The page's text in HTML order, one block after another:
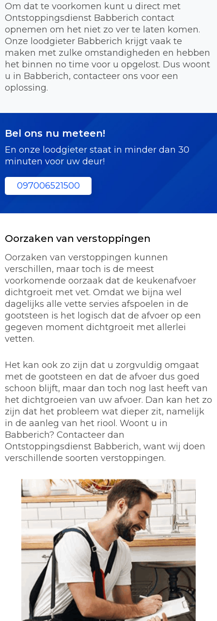
Om dat te voorkomen kunt u direct met
Ontstoppingsdienst Babberich contact
opnemen om het niet zo ver te laten komen.
Onze loodgieter Babberich krijgt vaak te
maken met zulke omstandigheden en hebben
het binnen no time voor u opgelost. Dus woont
u in Babberich, contacteer ons voor een
oplossing.
Bel ons nu meteen!
En onze loodgieter staat in minder dan 30
minuten voor uw deur!
097006521500
Oorzaken van verstoppingen
Oorzaken van verstoppingen kunnen
verschillen, maar toch is de meest
voorkomende oorzaak dat de keukenafvoer
dichtgroeit met vet. Omdat we bijna wel
dagelijks alle vette servies afspoelen in de
gootsteen is het logisch dat de afvoer op een
gegeven moment dichtgroeit met allerlei
vetten.
Het kan ook zo zijn dat u zorgvuldig omgaat
met de gootsteen en dat de afvoer dus goed
schoon blijft, maar dan toch nog last heeft van
het dichtgroeien van uw afvoer. Dan kan het zo
zijn dat het probleem wat dieper zit, namelijk
in de aanleg van het riool. Woont u in
Babberich? Contacteer dan
Ontstoppingsdienst Babberich, want wij doen
verschillende soorten verstoppingen.